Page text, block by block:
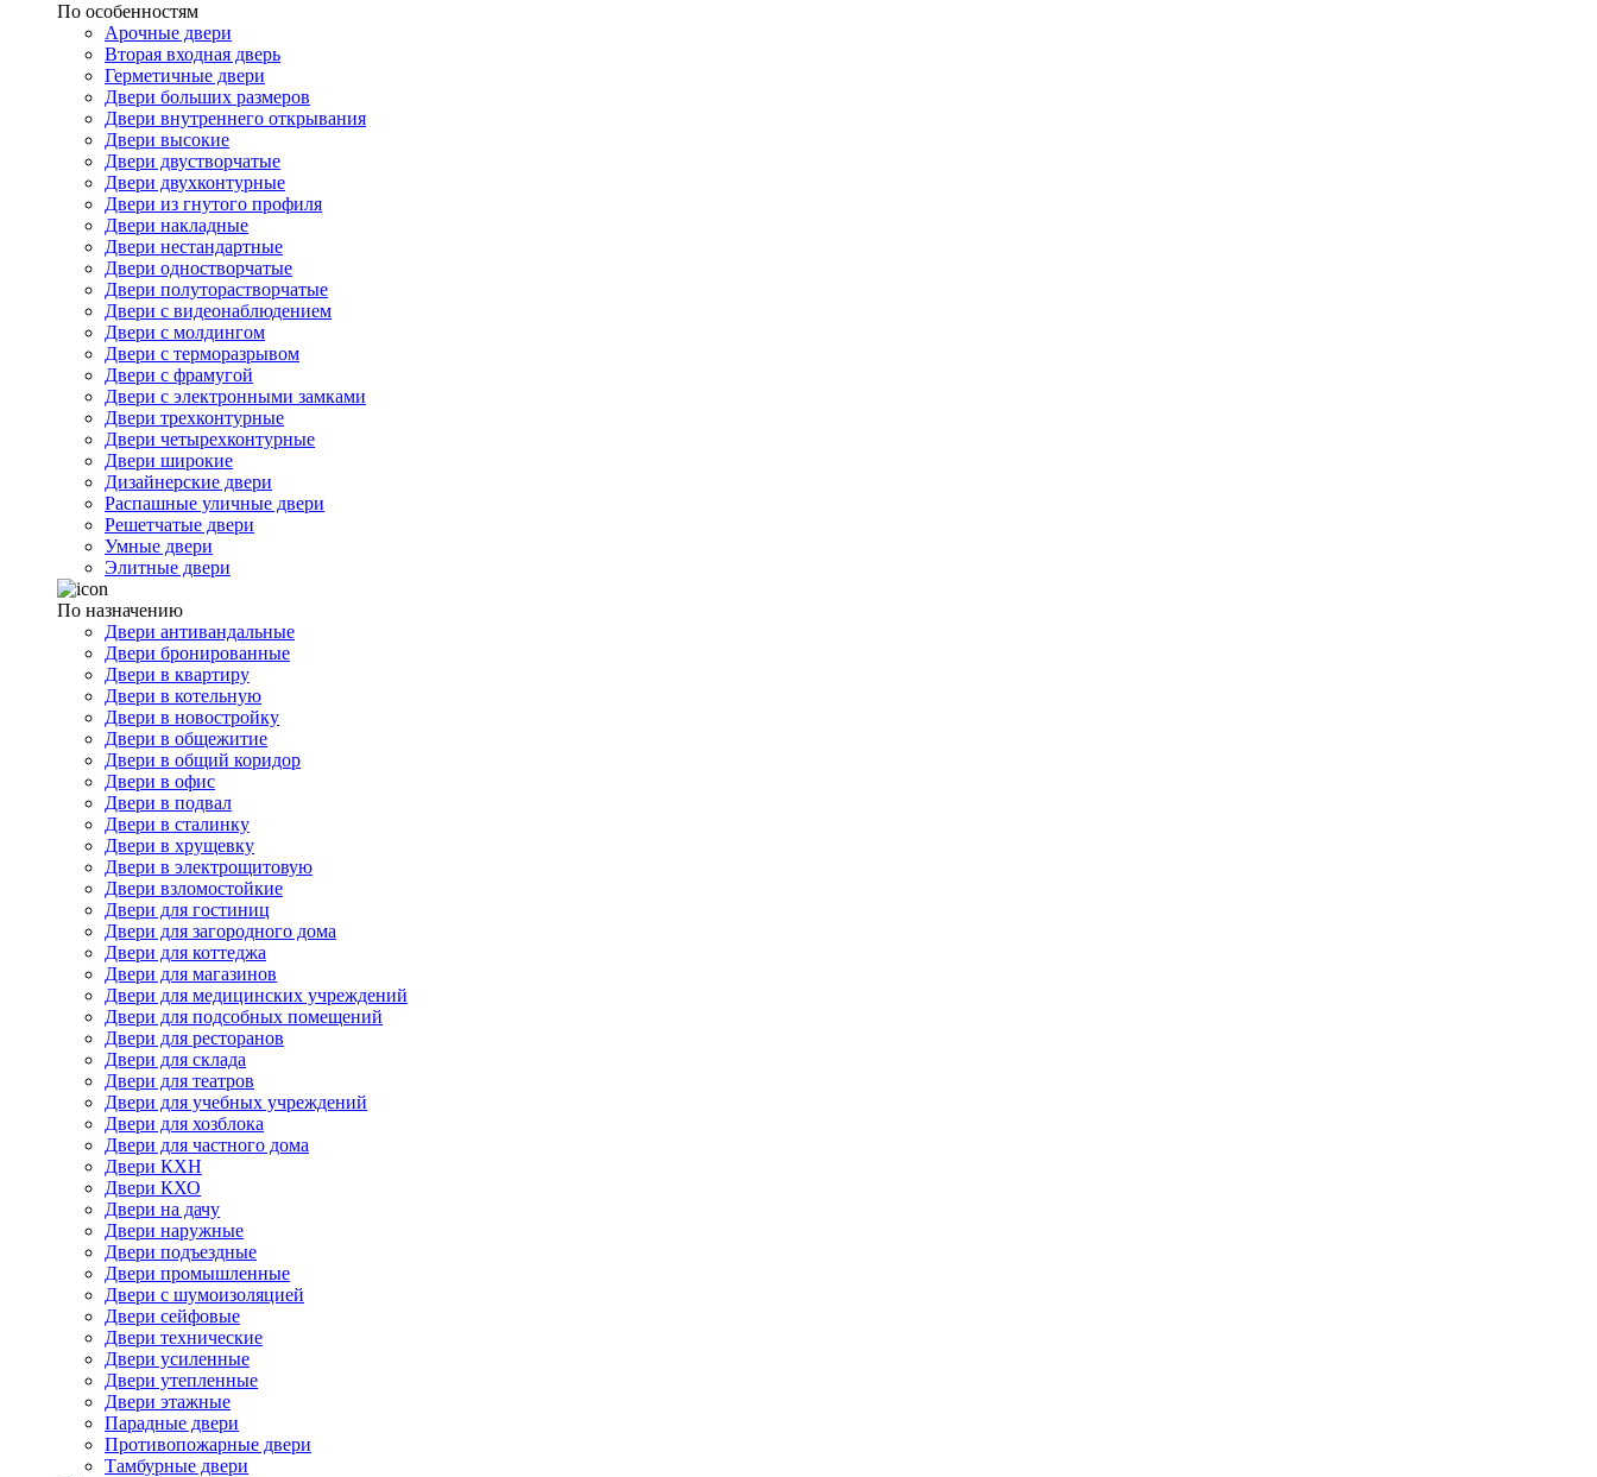
По особенностям
Арочные двери
Вторая входная дверь
Герметичные двери
Двери больших размеров
Двери внутреннего открывания
Двери высокие
Двери двустворчатые
Двери двухконтурные
Двери из гнутого профиля
Двери накладные
Двери нестандартные
Двери одностворчатые
Двери полуторастворчатые
Двери с видеонаблюдением
Двери с молдингом
Двери с терморазрывом
Двери с фрамугой
Двери с электронными замками
Двери трехконтурные
Двери четырехконтурные
Двери широкие
Дизайнерские двери
Распашные уличные двери
Решетчатые двери
Умные двери
Элитные двери
По назначению
Двери антивандальные
Двери бронированные
Двери в квартиру
Двери в котельную
Двери в новостройку
Двери в общежитие
Двери в общий коридор
Двери в офис
Двери в подвал
Двери в сталинку
Двери в хрущевку
Двери в электрощитовую
Двери взломостойкие
Двери для гостиниц
Двери для загородного дома
Двери для коттеджа
Двери для магазинов
Двери для медицинских учреждений
Двери для подсобных помещений
Двери для ресторанов
Двери для склада
Двери для театров
Двери для учебных учреждений
Двери для хозблока
Двери для частного дома
Двери КХН
Двери КХО
Двери на дачу
Двери наружные
Двери подъездные
Двери промышленные
Двери с шумоизоляцией
Двери сейфовые
Двери технические
Двери усиленные
Двери утепленные
Двери этажные
Парадные двери
Противопожарные двери
Тамбурные двери